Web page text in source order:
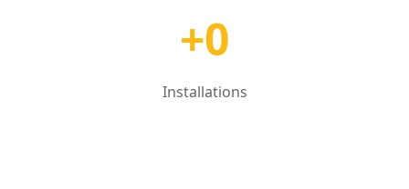
+0
Installations